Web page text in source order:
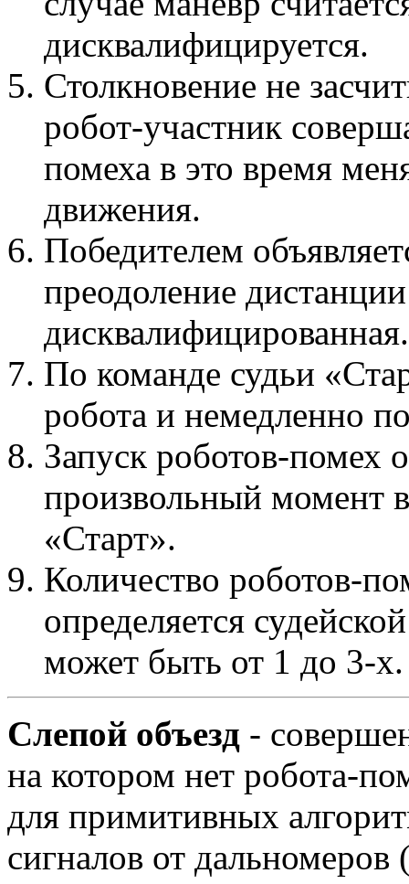
дисквалифицируется.
Столкновение не
робот-участник
помеха в это время
движения.
Победителем
преодоление
дисквалифицированная.
По команде судьи
робота и немедленно
Запуск роботов-помех
произвольный момент
«Старт».
Количество роботов-
определяется
может быть от 1 до 3-х.
Слепой объезд -
на котором нет робота-
для примитивных
сигналов от дальномеров